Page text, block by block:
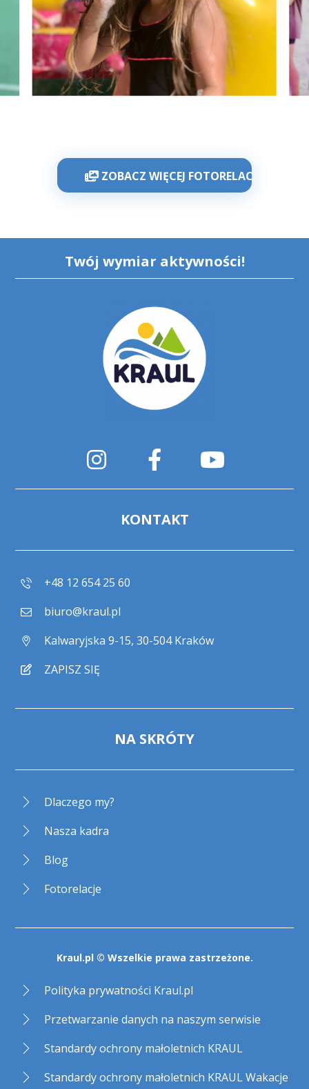
ZOBACZ WIĘCEJ FOTORELACJI
Twój wymiar aktywności!
KONTAKT
+48 12 654 25 60
biuro@kraul.pl
Kalwaryjska 9-15, 30-504 Kraków
ZAPISZ SIĘ
NA SKRÓTY
Dlaczego my?
Nasza kadra
Blog
Fotorelacje
Kraul.pl © Wszelkie prawa zastrzeżone.
Polityka prywatności Kraul.pl
Przetwarzanie danych na naszym serwisie
Standardy ochrony małoletnich KRAUL
Standardy ochrony małoletnich KRAUL Wakacje